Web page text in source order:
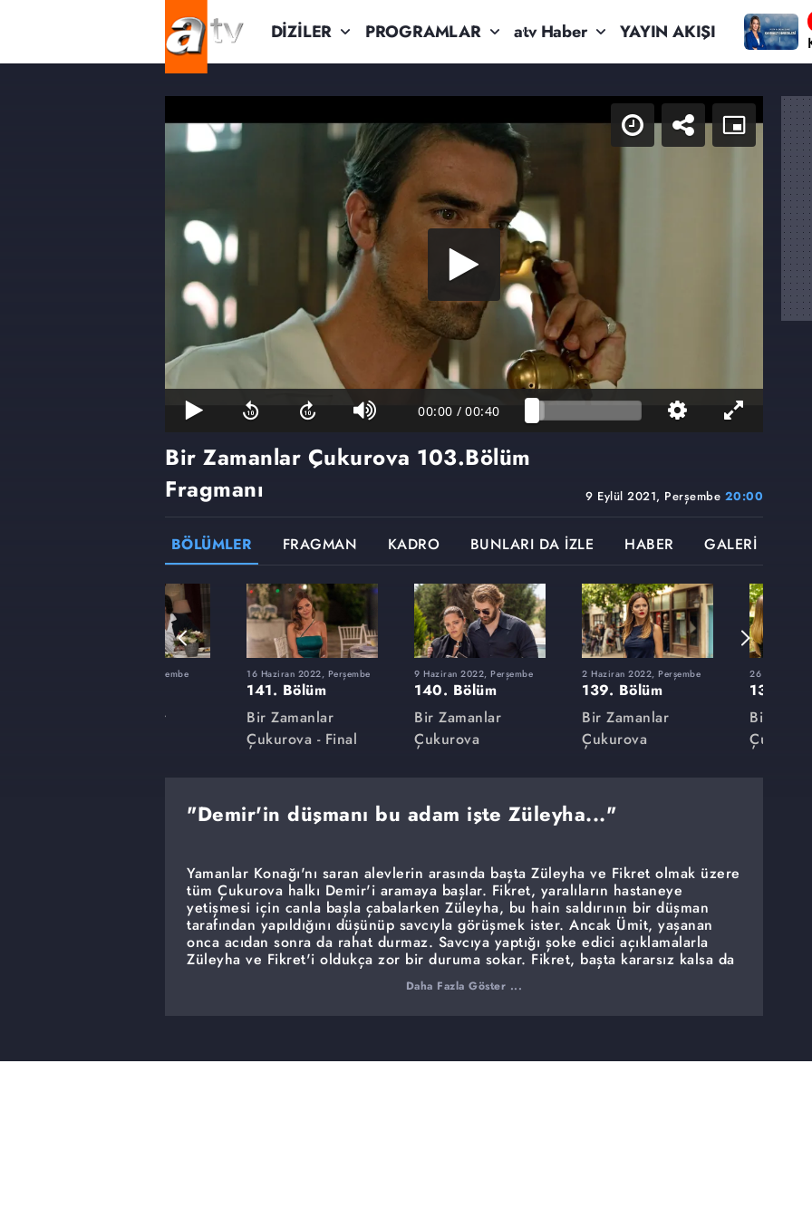
DİZİLER PROGRAMLAR atv Haber YAYIN AKIŞI
00:00 / 00:40
9 Eylül 2021, Perşembe 20:00
Bir Zamanlar Çukurova 103.Bölüm
Fragmanı
BÖLÜMLER FRAGMAN KADRO BUNLARI DA İZLE HABER GALERİ
10 Mart 2022, Perşembe
Bir Zamanlar
16 Haziran 2022, Perşembe
141. Bölüm
Bir Zamanlar
Çukurova - Final
9 Haziran 2022, Perşembe
140. Bölüm
Bir Zamanlar
Çukurova
2 Haziran 2022, Perşembe
139. Bölüm
Bir Zamanlar
Çukurova
26 Mayıs
138.
Bir
Çukurova
"Demir'in düşmanı bu adam işte Züleyha..."
Yamanlar Konağı'nı saran alevlerin arasında başta Züleyha ve Fikret olmak üzere
tüm Çukurova halkı Demir'i aramaya başlar. Fikret, yaralıların hastaneye
yetişmesi için canla başla çabalarken Züleyha, bu hain saldırının bir düşman
tarafından yapıldığını düşünüp savcıyla görüşmek ister. Ancak Ümit, yaşanan
onca acıdan sonra da rahat durmaz. Savcıya yaptığı şoke edici açıklamalarla
Züleyha ve Fikret'i oldukça zor bir duruma sokar. Fikret, başta kararsız kalsa da
sonunda Züleyha'ya Hakan'ın adını verir ve saldırıyı onun gerçekleştirmiş
Şehre intikam ateşiyle beraber gelen Hakan Gümüşoğlu, ölen kardeşi Erkan'ın
Daha Fazla Göster ...